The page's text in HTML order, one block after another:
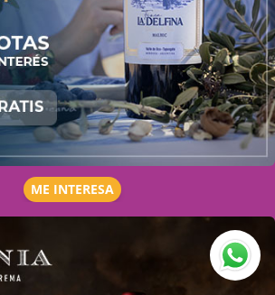
ME INTERESA